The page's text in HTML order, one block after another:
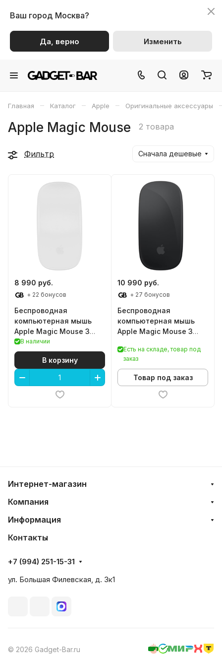
Ваш город Москва?
Да, верно Изменить
Главная – Каталог – Apple – Оригинальные аксессуары
Apple Magic Mouse 2 товара
Фильтр Сначала дешевые
8 990 руб.
+ 22 бонусов
Беспроводная
компьютерная мышь
Apple Magic Mouse 3
(USB-C) (White)
В наличии
В корзину
10 990 руб.
+ 27 бонусов
Беспроводная
компьютерная мышь
Apple Magic Mouse 3
Есть на складе, товар под
заказ
Товар под заказ
Интернет-магазин
Компания
Информация
Контакты
+7 (994) 251-15-31
ул. Большая Филевская, д. 3к1
© 2026 Gadget-Bar.ru